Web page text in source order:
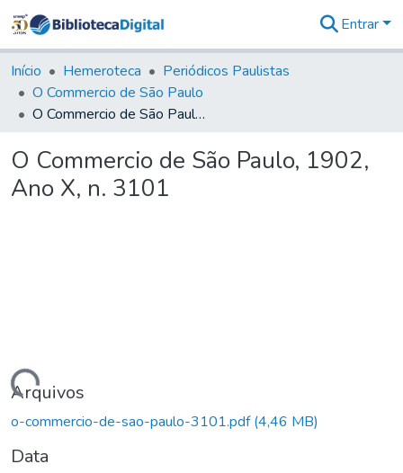
&
Coleções
Tudo na
Biblioteca
Estatísticas
Entrar
Início Hemeroteca
Periódicos Paulistas
O Commercio de São Paulo
O Commercio de São Paulo, 1902, Ano X, n. 3101
O Commercio de São Paulo, 1902,
Ano X, n. 3101
Arquivos
o-commercio-de-sao-paulo-3101.pdf(4,46 MB)
Data